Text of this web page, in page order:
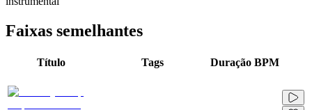
Faixas semelhantes
Título Tags Duração BPM